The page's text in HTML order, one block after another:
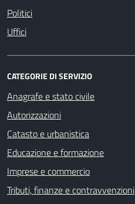
Politici
Uffici
CATEGORIE DI SERVIZIO
Anagrafe e stato civile
Autorizzazioni
Catasto e urbanistica
Educazione e formazione
Imprese e commercio
Tributi, finanze e contravvenzioni